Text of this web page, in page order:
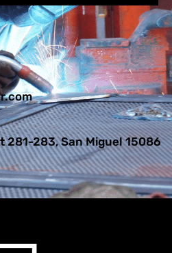
281-283, San Miguel 15086